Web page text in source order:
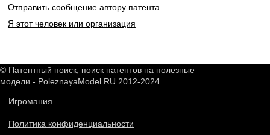
Отправить сообщение автору патента
Я этот человек или организация
© Патентный поиск, поиск патентов на полезные
модели - PoleznayaModel.RU 2012-2024
Игромания
Политика конфиденциальности